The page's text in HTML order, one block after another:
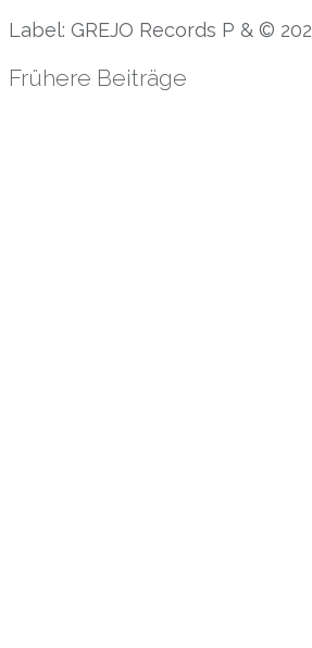
Label: GREJO Records P & ©
Frühere Beiträge